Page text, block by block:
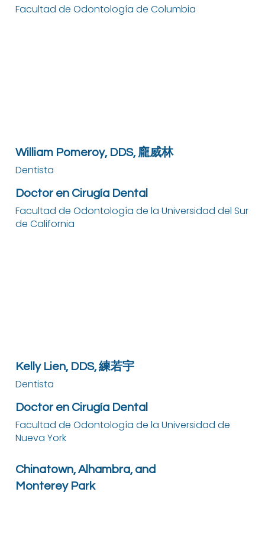
Facultad de Odontología de Columbia
William Pomeroy, DDS, 龐威林
Dentista
Doctor en Cirugía Dental
Facultad de Odontología de la Universidad del Sur
de California
Kelly Lien, DDS, 練若宇
Dentista
Doctor en Cirugía Dental
Facultad de Odontología de la Universidad de
Nueva York
Chinatown, Alhambra, and
Monterey Park